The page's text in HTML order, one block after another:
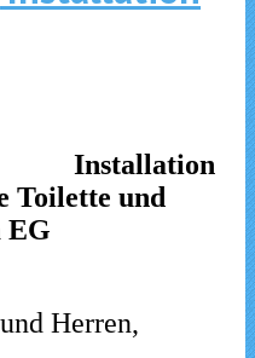
Installation
Toilette und
EG
Herren,